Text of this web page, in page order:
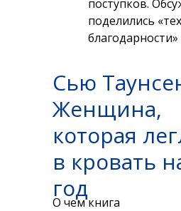
поступков.
поделились
благодарности»
привычную
Сью
Женщина,
которая
в кровать
год
О чем книга